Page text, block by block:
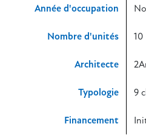
Année d'occupation
Nombre d'unités 10
Architecte
Typologie 9
Financement